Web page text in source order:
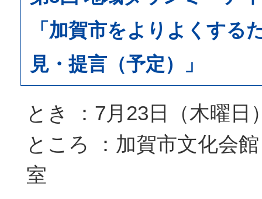
「加賀市をよりよくする
見・提言（予定）」
とき ：7月23日（木曜日
ところ ：加賀市文化会
室